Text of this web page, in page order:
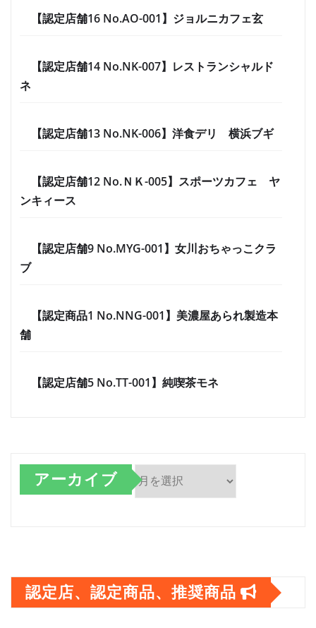
【認定店舗16 No.AO-001】ジョルニカフェ玄
【認定店舗14 No.NK-007】レストランシャルド
ネ
【認定店舗13 No.NK-006】洋食デリ 横浜ブギ
【認定店舗12 No.ＮＫ-005】スポーツカフェ ヤ
ンキィース
【認定店舗9 No.MYG-001】女川おちゃっこクラ
ブ
【認定商品1 No.NNG-001】美濃屋あられ製造本
舗
【認定店舗5 No.TT-001】純喫茶モネ
アーカイブ
イ
ブ
認定店、認定商品、推奨商品